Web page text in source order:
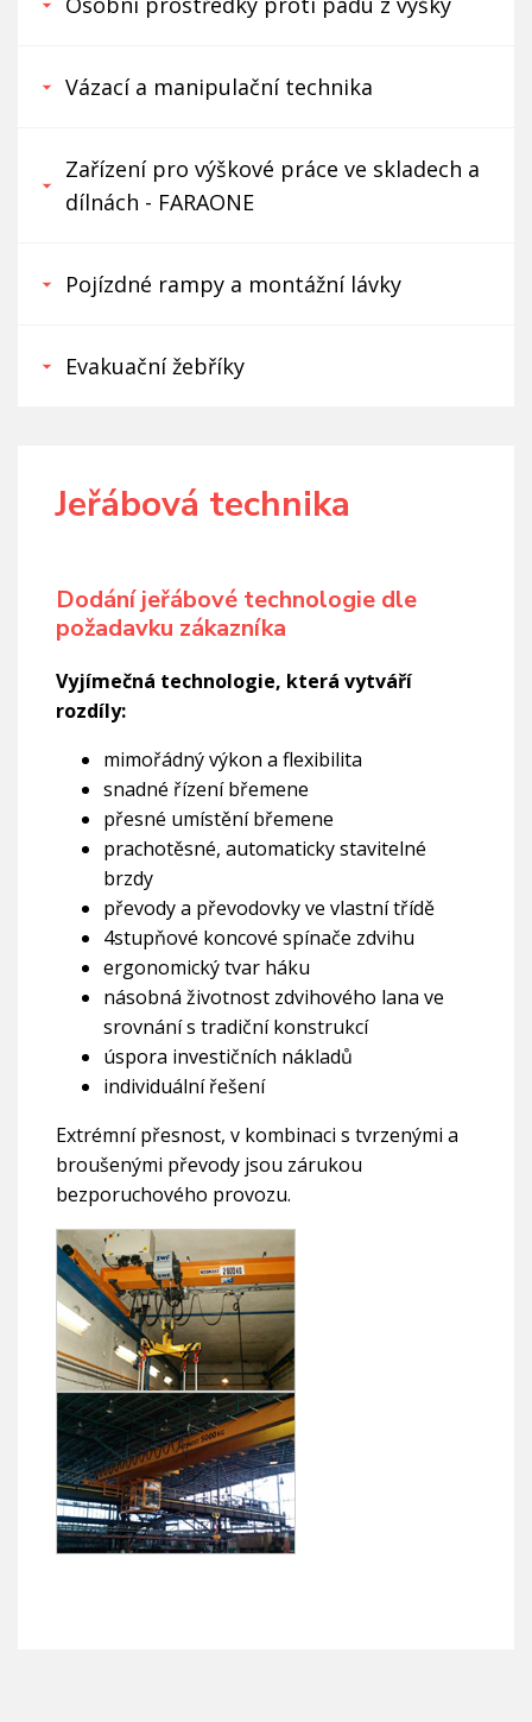
Vázací a manipulační technika
Zařízení pro výškové práce ve skladech a
dílnách - FARAONE
Pojízdné rampy a montážní lávky
Evakuační žebříky
Jeřábová technika
Dodání jeřábové technologie dle
požadavku zákazníka
Vyjímečná technologie, která vytváří
rozdíly:
mimořádný výkon a flexibilita
snadné řízení břemene
přesné umístění břemene
prachotěsné, automaticky stavitelné
brzdy
převody a převodovky ve vlastní třídě
4stupňové koncové spínače zdvihu
ergonomický tvar háku
násobná životnost zdvihového lana ve
srovnání s tradiční konstrukcí
úspora investičních nákladů
individuální řešení
Extrémní přesnost, v kombinaci s tvrzenými a
broušenými převody jsou zárukou
bezporuchového provozu.